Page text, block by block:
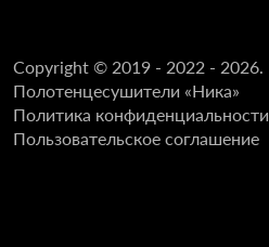
Copyright © 2019 - 2022 - 2026.
Полотенцесушители «Ника»
Политика конфиденциальности
Пользовательское соглашение